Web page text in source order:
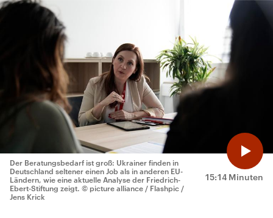
15:14 Minuten
Der Beratungsbedarf ist groß: Ukrainer finden in
Deutschland seltener einen Job als in anderen EU-
Ländern, wie eine aktuelle Analyse der Friedrich-
Ebert-Stiftung zeigt. © picture alliance / Flashpic /
Jens Krick